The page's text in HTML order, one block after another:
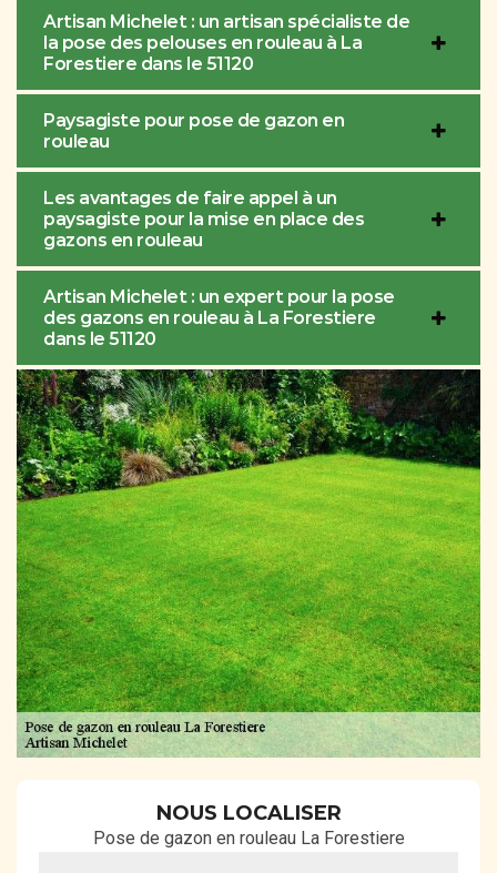
Artisan Michelet : un artisan spécialiste de
la pose des pelouses en rouleau à La
Forestiere dans le 51120
Paysagiste pour pose de gazon en
rouleau
Les avantages de faire appel à un
paysagiste pour la mise en place des
gazons en rouleau
Artisan Michelet : un expert pour la pose
des gazons en rouleau à La Forestiere
dans le 51120
NOUS LOCALISER
Pose de gazon en rouleau La Forestiere